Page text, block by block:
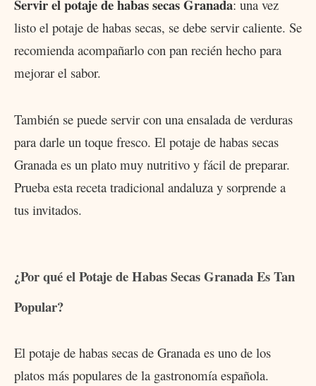
Servir el potaje de habas secas Granada: una vez
listo el potaje de habas secas, se debe servir caliente. Se
recomienda acompañarlo con pan recién hecho para
mejorar el sabor.
También se puede servir con una ensalada de verduras
para darle un toque fresco. El potaje de habas secas
Granada es un plato muy nutritivo y fácil de preparar.
Prueba esta receta tradicional andaluza y sorprende a
tus invitados.
¿Por qué el Potaje de Habas Secas Granada Es Tan
Popular?
El potaje de habas secas de Granada es uno de los
platos más populares de la gastronomía española.